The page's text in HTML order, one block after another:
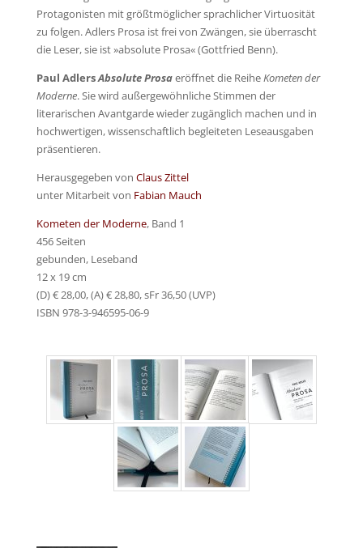
Protagonisten mit größtmöglicher sprachlicher Virtuosität
zu folgen. Adlers Prosa ist frei von Zwängen, sie überrascht
die Leser, sie ist »absolute Prosa« (Gottfried Benn).
Paul AdlersAbsolute Prosaeröffnet die Reihe Kometen der
Moderne. Sie wird außergewöhnliche Stimmen der
literarischen Avantgarde wieder zugänglich machen und in
hochwertigen, wissenschaftlich begleiteten Leseausgaben
präsentieren.
Herausgegeben von Claus Zittel
unter Mitarbeit von Fabian Mauch
Kometen der Moderne, Band 1
456 Seiten
gebunden, Leseband
12 x 19 cm
(D) € 28,00, (A) € 28,80, sFr 36,50 (UVP)
ISBN 978-3-946595-06-9